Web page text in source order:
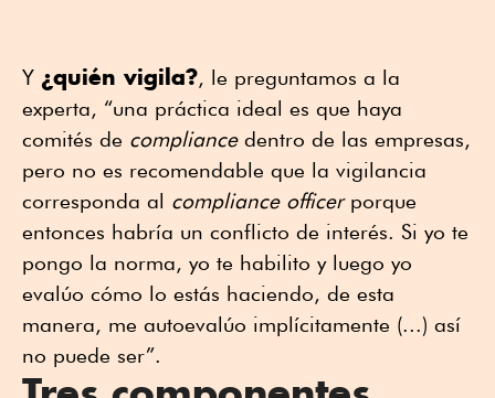
Y ¿quién vigila?, le preguntamos a la
experta, “una práctica ideal es que haya
comités de compliance dentro de las empresas,
pero no es recomendable que la vigilancia
corresponda al compliance officerporque
entonces habría un conflicto de interés. Si yo te
pongo la norma, yo te habilito y luego yo
evalúo cómo lo estás haciendo, de esta
manera, me autoevalúo implícitamente (...) así
no puede ser”.